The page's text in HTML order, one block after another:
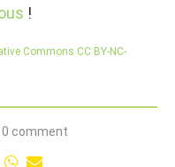
!
Commons CC BY-NC-
0 comment